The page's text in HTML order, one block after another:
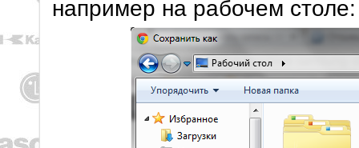
например на рабочем столе: